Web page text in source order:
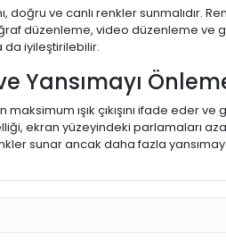
doğru ve canlı renkler sunmalıdır.
düzenleme, video düzenleme ve
iyileştirilebilir.
Yansımayı
maksimum ışık çıkışını ifade
ekran yüzeyindeki parlamaları
sunar ancak daha fazla